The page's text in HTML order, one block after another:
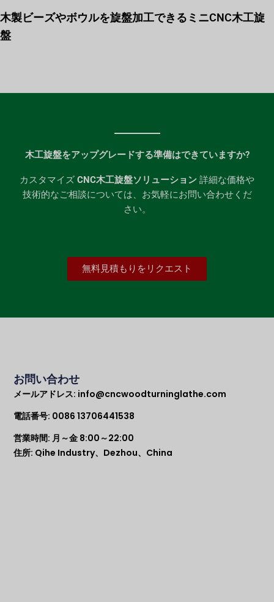
木製ビーズやボウルを旋盤加工できるミニCNC木工旋
盤
木工旋盤をアップグレードする準備はできていますか?
カスタマイズ CNC木工旋盤ソリューション 詳細な価格や
技術的なご相談については、お気軽にお問い合わせくだ
さい。
無料見積もりをリクエスト
お問い合わせ
メールアドレス: info@cncwoodturninglathe.com
電話番号: 0086 13706441538
営業時間: 月～金 8:00～22:00
住所: Qihe Industry、Dezhou、China